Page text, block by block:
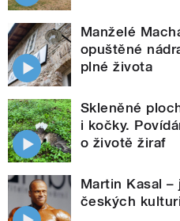
Manželé
opuštěné
plné života
Skleněné
i kočky.
o životě žiraf
Martin Kasal
českých